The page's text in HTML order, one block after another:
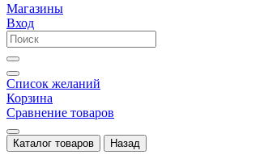
Магазины
Вход
Список желаний
Корзина
Сравнение товаров
Каталог товаров Назад